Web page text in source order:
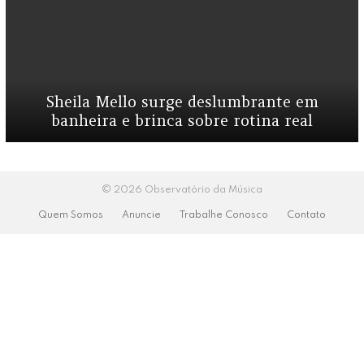
Sheila Mello surge deslumbrante em
banheira e brinca sobre rotina real
© 2026 Observatório da Música
Quem Somos Anuncie Trabalhe Conosco Contato